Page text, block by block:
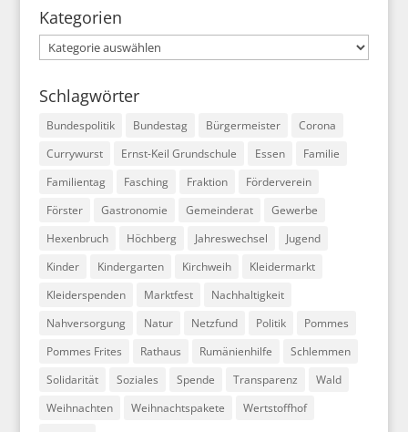
Kategorien
Kategorien
Schlagwörter
Bundespolitik Bundestag Bürgermeister
Corona
Currywurst
Ernst-Keil Grundschule Essen
Familie
Familientag
Fasching Fraktion
Förderverein
Förster
Gastronomie Gemeinderat
Gewerbe
Hexenbruch
Höchberg Jahreswechsel
Jugend
Kinder
Kindergarten Kirchweih
Kleidermarkt
Kleiderspenden
Marktfest
Nachhaltigkeit
Nahversorgung
Natur Netzfund Politik
Pommes
Pommes Frites
Rathaus Rumänienhilfe
Schlemmen
Solidarität
Soziales Spende Transparenz
Wald
Weihnachten
Weihnachtspakete
Wertstoffhof